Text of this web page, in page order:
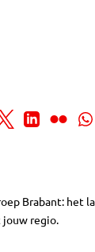
Brabant: het
regio.